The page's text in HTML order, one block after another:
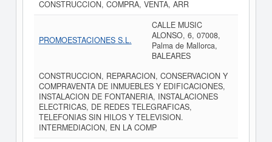
CONSTRUCCION, COMPRA, VENTA, ARR
PROMOESTACIONES S.L.
CALLE MUSIC
ALONSO, 6, 07008,
Palma de Mallorca,
BALEARES
CONSTRUCCION, REPARACION, CONSERVACION Y
COMPRAVENTA DE INMUEBLES Y EDIFICACIONES,
INSTALACION DE FONTANERIA, INSTALACIONES
ELECTRICAS, DE REDES TELEGRAFICAS,
TELEFONIAS SIN HILOS Y TELEVISION.
INTERMEDIACION, EN LA COMP